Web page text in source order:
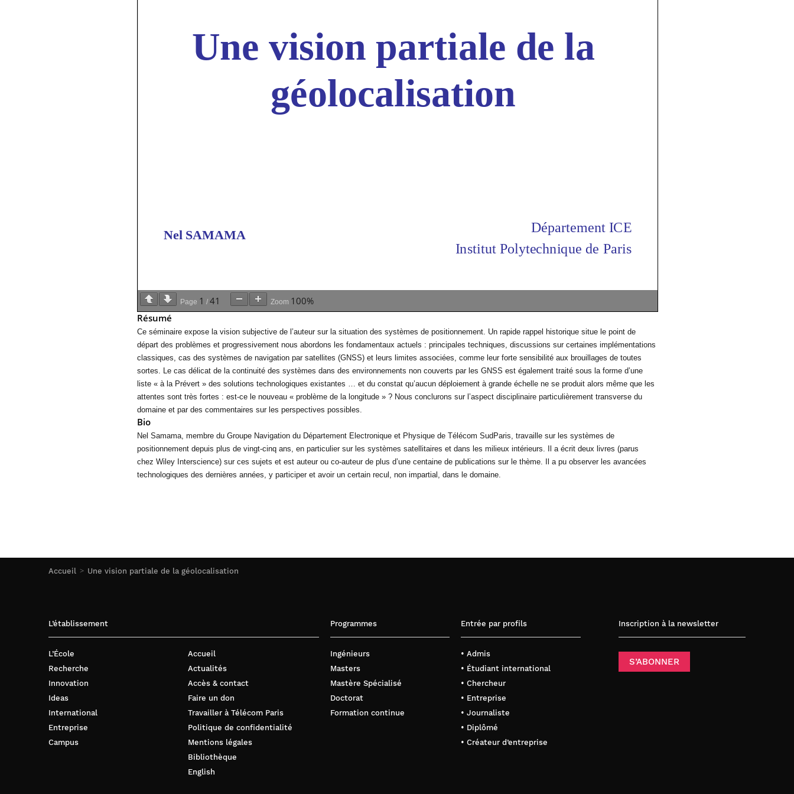
Accueil Une vision partiale de la géolocalisation
Page 1 / 41 Zoom 100%
Résumé
Ce séminaire expose la vision subjective de l’auteur sur la situation des systèmes de positionnement. Un rapide rappel historique situe le point de
départ des problèmes et progressivement nous abordons les fondamentaux actuels : principales techniques, discussions sur certaines implémentations
classiques, cas des systèmes de navigation par satellites (GNSS) et leurs limites associées, comme leur forte sensibilité aux brouillages de toutes
sortes. Le cas délicat de la continuité des systèmes dans des environnements non couverts par les GNSS est également traité sous la forme d’une
liste « à la Prévert » des solutions technologiques existantes … et du constat qu’aucun déploiement à grande échelle ne se produit alors même que les
attentes sont très fortes : est-ce le nouveau « problème de la longitude » ? Nous conclurons sur l’aspect disciplinaire particulièrement transverse du
domaine et par des commentaires sur les perspectives possibles.
Bio
Nel Samama, membre du Groupe Navigation du Département Electronique et Physique de Télécom SudParis, travaille sur les systèmes de
positionnement depuis plus de vingt-cinq ans, en particulier sur les systèmes satellitaires et dans les milieux intérieurs. Il a écrit deux livres (parus
chez Wiley Interscience) sur ces sujets et est auteur ou co-auteur de plus d’une centaine de publications sur le thème. Il a pu observer les avancées
technologiques des dernières années, y participer et avoir un certain recul, non impartial, dans le domaine.
L’établissement
L’École
Recherche
Innovation
Ideas
International
Entreprise
Campus
Accueil
Actualités
Accès & contact
Faire un don
Travailler à Télécom Paris
Politique de confidentialité
Mentions légales
Bibliothèque
English
Programmes
Ingénieurs
Masters
Mastère Spécialisé
Doctorat
Formation continue
Entrée par profils
• Admis
• Étudiant international
• Chercheur
• Entreprise
• Journaliste
• Diplômé
• Créateur d’entreprise
Inscription à la newsletter
S’ABONNER